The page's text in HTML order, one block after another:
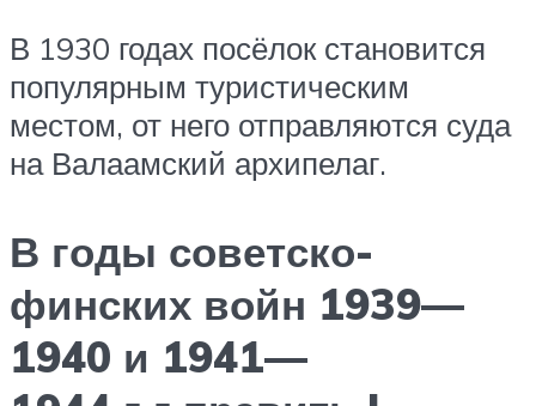
В 1930 годах посёлок становится
популярным туристическим
местом, от него отправляются суда
на Валаамский архипелаг.
В годы советско-
финских войн 1939—
1940 и 1941—